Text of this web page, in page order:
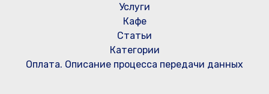
Услуги
Кафе
Статьи
Категории
Оплата. Описание процесса передачи данных